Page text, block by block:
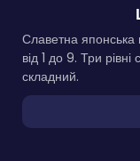
Славетна японська
від 1 до 9. Три
складний.